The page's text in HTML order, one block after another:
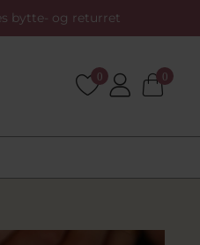
bytte- og returret
0 0